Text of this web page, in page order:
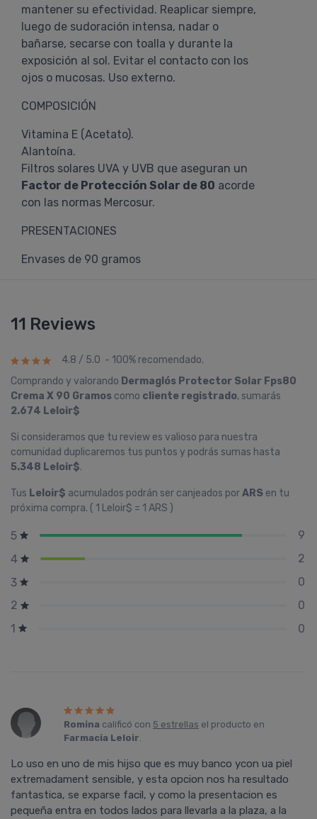
mantener su efectividad. Reaplicar siempre,
luego de sudoración intensa, nadar o
bañarse, secarse con toalla y durante la
exposición al sol. Evitar el contacto con los
ojos o mucosas. Uso externo.
COMPOSICIÓN
Vitamina E (Acetato).
Alantoína.
Filtros solares UVA y UVB que aseguran un
Factor de Protección Solar de 80 acorde
con las normas Mercosur.
PRESENTACIONES
Envases de 90 gramos
11 Reviews
4.8 / 5.0 - 100% recomendado.
Comprando y valorando Dermaglós Protector Solar Fps80
Crema X 90 Gramos como cliente registrado, sumarás
2.674 Leloir$
Si consideramos que tu review es valioso para nuestra
comunidad duplicaremos tus puntos y podrás sumas hasta
5.348 Leloir$.
Tus Leloir$ acumulados podrán ser canjeados porARS en tu
próxima compra. ( 1 Leloir$ = 1 ARS )
5
9
4
2
3
0
2
0
1
0
Romina calificó con 5 estrellas el producto en
Farmacia Leloir.
Lo uso en uno de mis hijso que es muy banco ycon ua piel
extremadament sensible, y esta opcion nos ha resultado
fantastica, se exparse facil, y como la presentacion es
pequeña entra en todos lados para llevarla a la plaza, a la